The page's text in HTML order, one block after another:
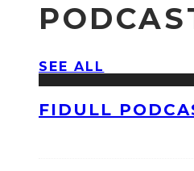
SEE ALL
FIDULL